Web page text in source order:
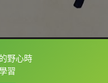
野心時
習
查字典喔！